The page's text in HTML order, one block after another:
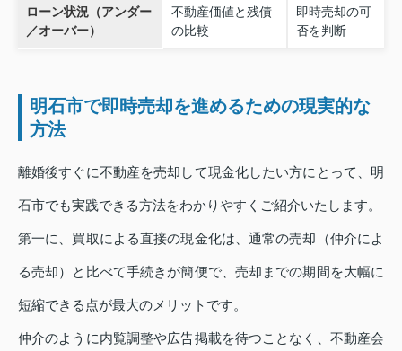
ローン状況（アンダー
／オーバー）
不動産価値と残債
の比較
即時売却の可
否を判断
明石市で即時売却を進めるための現実的な
方法
離婚後すぐに不動産を売却して現金化したい方にとって、明
石市でも実践できる方法をわかりやすくご紹介いたします。
第一に、買取による直接の現金化は、通常の売却（仲介によ
る売却）と比べて手続きが簡便で、売却までの期間を大幅に
短縮できる点が最大のメリットです。
仲介のように内覧調整や広告掲載を待つことなく、不動産会